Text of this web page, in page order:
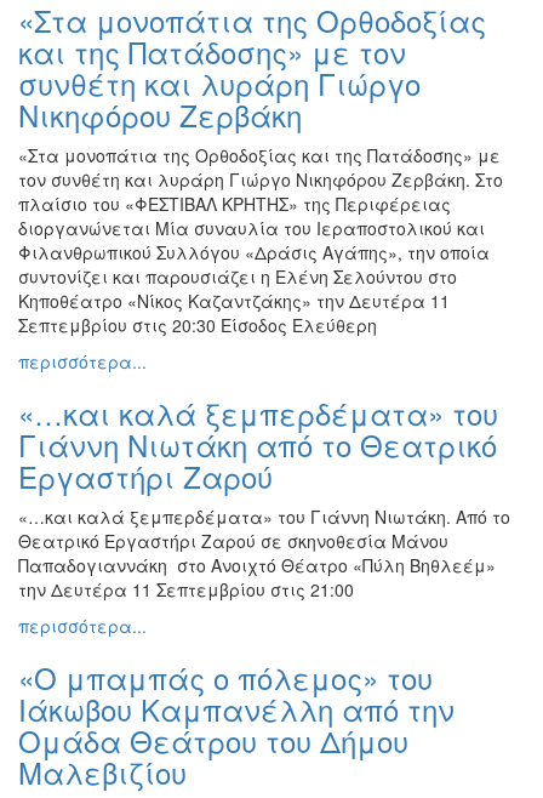
«Στα μονοπάτια της Ορθοδοξίας
και της Πατάδοσης» με τον
συνθέτη και λυράρη Γιώργο
Νικηφόρου Ζερβάκη
«Στα μονοπάτια της Ορθοδοξίας και της Πατάδοσης» με
τον συνθέτη και λυράρη Γιώργο Νικηφόρου Ζερβάκη. Στο
πλαίσιο του «ΦΕΣΤΙΒΑΛ ΚΡΗΤΗΣ» της Περιφέρειας
διοργανώνεται Μία συναυλία του Ιεραποστολικού και
Φιλανθρωπικού Συλλόγου «Δράσις Αγάπης», την οποία
συντονίζει και παρουσιάζει η Ελένη Σελούντου στο
Κηποθέατρο «Νίκος Καζαντζάκης» την Δευτέρα 11
Σεπτεμβρίου στις 20:30 Είσοδος Ελεύθερη
περισσότερα...
«…και καλά ξεμπερδέματα» του
Γιάννη Νιωτάκη από το Θεατρικό
Εργαστήρι Ζαρού
«…και καλά ξεμπερδέματα» του Γιάννη Νιωτάκη. Από το
Θεατρικό Εργαστήρι Ζαρού σε σκηνοθεσία Μάνου
Παπαδογιαννάκη στο Ανοιχτό Θέατρο «Πύλη Βηθλεέμ»
την Δευτέρα 11 Σεπτεμβρίου στις 21:00
περισσότερα...
«Ο μπαμπάς ο πόλεμος» του
Ιάκωβου Καμπανέλλη από την
Ομάδα Θεάτρου του Δήμου
Μαλεβιζίου